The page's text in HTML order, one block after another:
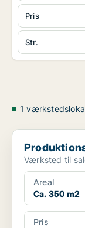
Str.
Pris
1
Værksted til
Areal
Ca. 350 m2
Pris